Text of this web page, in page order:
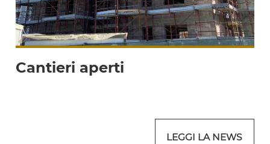
Cantieri aperti
LEGGI LA NEWS